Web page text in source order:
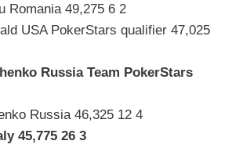
Romania 49,275 6 2
USA PokerStars qualifier 47,025
Russia Team PokerStars
Russia 46,325 12 4
45,775 26 3